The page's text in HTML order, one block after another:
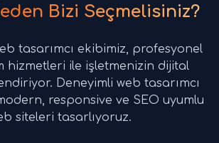
Bizi Seçmelisiniz?
tasarımcı ekibimiz, profesyonel
hizmetleri ile işletmenizin dijital
Deneyimli web tasarımcı
responsive ve SEO uyumlu
siteleri tasarlıyoruz.